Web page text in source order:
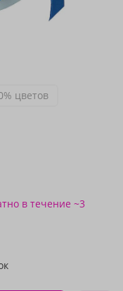
цветов
в течение ~3